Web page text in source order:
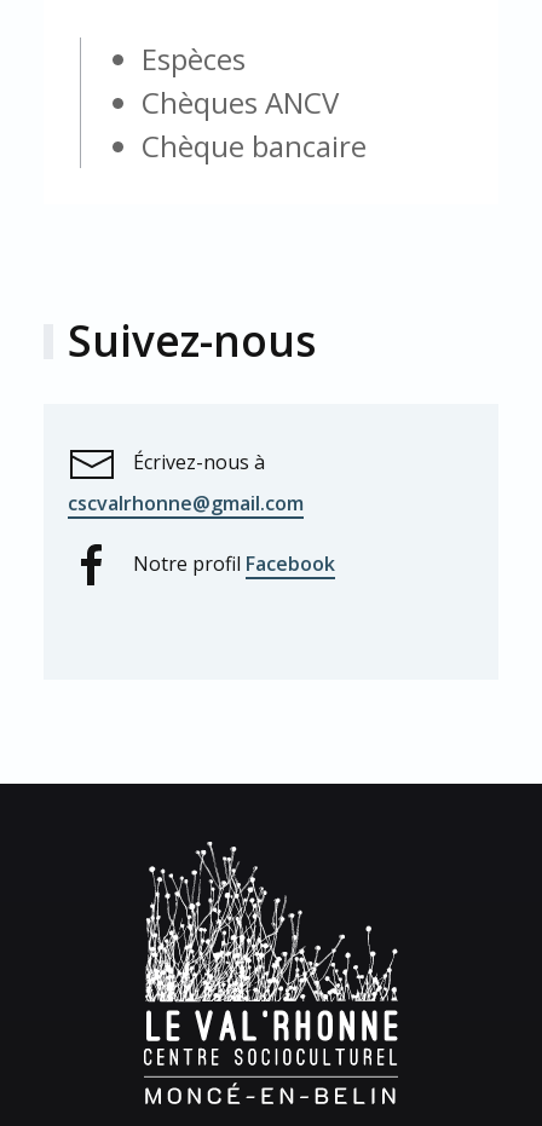
Espèces
Chèques ANCV
Chèque bancaire
Suivez-nous
Écrivez-nous à
cscvalrhonne@gmail.com
Notre profil Facebook